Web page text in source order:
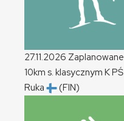
27.11.2026 Zaplanowane
10km s. klasycznym KPŚ
Ruka
(FIN)